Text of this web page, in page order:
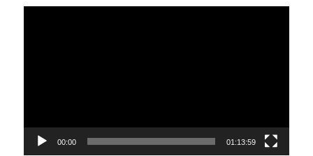
00:00 01:13:59